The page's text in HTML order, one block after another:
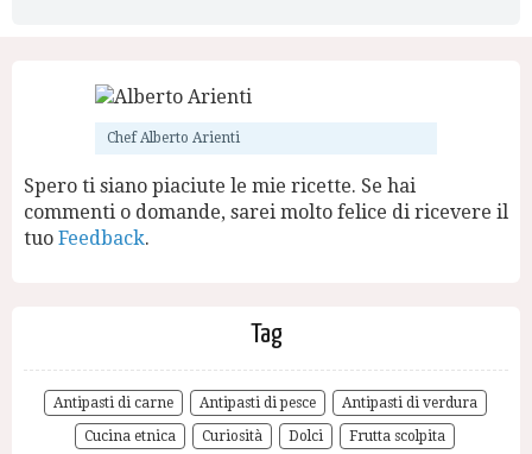
Chef Alberto Arienti
Spero ti siano piaciute le mie ricette. Se hai
commenti o domande, sarei molto felice di ricevere il
tuo Feedback.
Tag
Antipasti di carne Antipasti di pesce
Antipasti di verdura
Cucina etnica
Curiosità Dolci
Frutta scolpita